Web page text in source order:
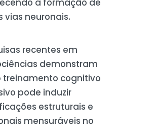
vias neuronais.
recentes em
demonstram
treinamento cognitivo
pode induzir
estruturais e
mensuráveis no